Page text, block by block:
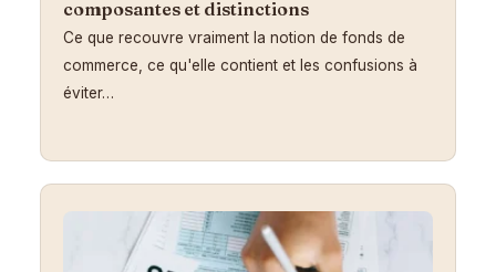
composantes et distinctions
Ce que recouvre vraiment la notion de fonds de
commerce, ce qu'elle contient et les confusions à
éviter…